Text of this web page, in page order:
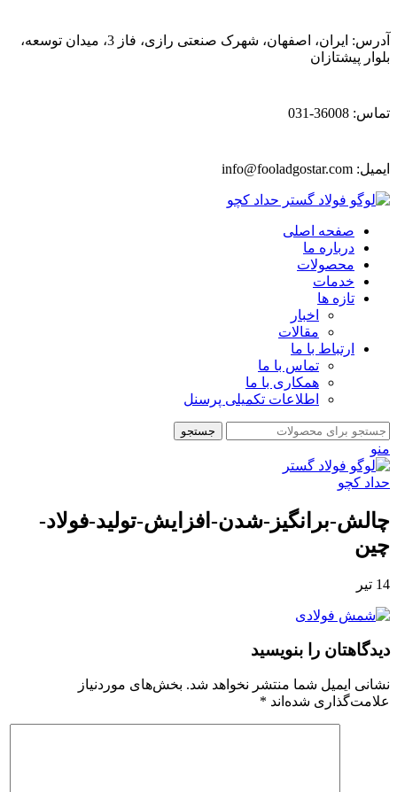
آدرس: ایران، اصفهان، شهرک صنعتی رازی، فاز 3، میدان توسعه،
بلوار پیشتازان
تماس: 36008-031
ایمیل: info@fooladgostar.com
صفحه اصلی
درباره ما
محصولات
خدمات
تازه ها
اخبار
مقالات
ارتباط با ما
تماس با ما
همکاری با ما
اطلاعات تکمیلی پرسنل
جستجو
منو
چالش-برانگیز-شدن-افزایش-تولید-فولاد-
چین
14 تیر
دیدگاهتان را بنویسید
نشانی ایمیل شما منتشر نخواهد شد. بخش‌های موردنیاز
علامت‌گذاری شده‌اند *